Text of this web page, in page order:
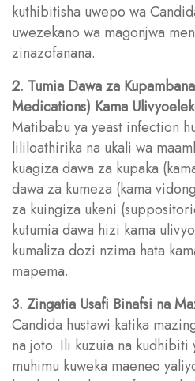
kuthibitisha uwepo wa
uwezekano wa magonjwa
zinazofanana.
2. Tumia Dawa za
Medications) Kama
Matibabu ya yeast infection
lililoathirika na ukali wa
kuagiza dawa za kupaka
dawa za kumeza (kama
za kuingiza ukeni
kutumia dawa hizi kama
kumaliza dozi nzima hata
mapema.
3. Zingatia Usafi Binafsi na
Candida hustawi katika
na joto. Ili kuzuia na kudhibiti
muhimu kuweka maeneo